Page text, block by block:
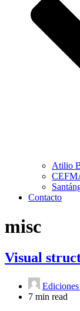
Atilio
Contacto
misc
Visual
7 min read